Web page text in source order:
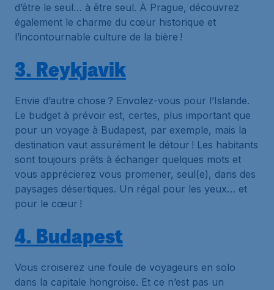
d’être le seul… à être seul. À Prague, découvrez
également le charme du cœur historique et
l’incontournable culture de la bière !
3. Reykjavik
Envie d’autre chose ? Envolez-vous pour l’Islande.
Le budget à prévoir est, certes, plus important que
pour un voyage à Budapest, par exemple, mais la
destination vaut assurément le détour ! Les habitants
sont toujours prêts à échanger quelques mots et
vous apprécierez vous promener, seul(e), dans des
paysages désertiques. Un régal pour les yeux… et
pour le cœur !
4. Budapest
Vous croiserez une foule de voyageurs en solo
dans la capitale hongroise. Et ce n’est pas un